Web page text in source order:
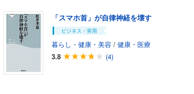
「スマホ首」が自律神経を壊す
ビジネス・実用
暮らし・健康・美容 / 健康・医療
3.8
(4)